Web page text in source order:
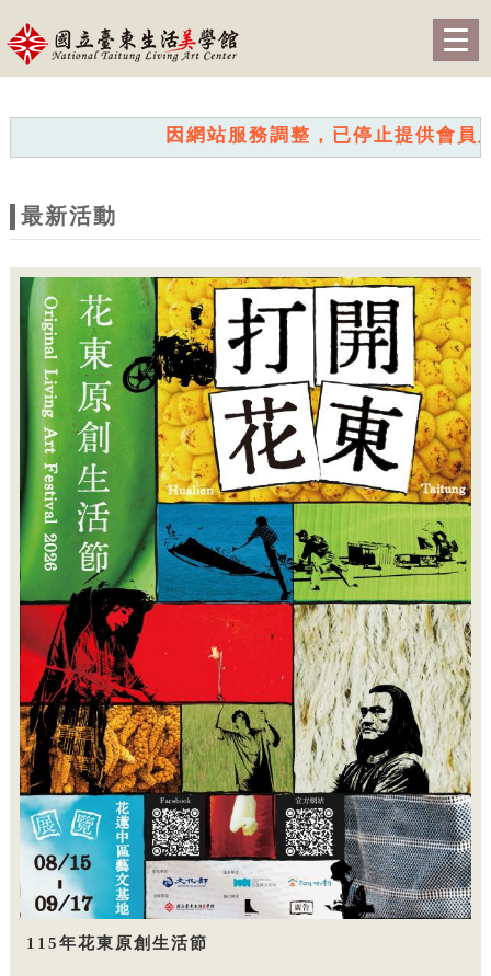
網
站
主
題
因網站服務調整，已停止提供會員服務
最新活動
115年花東原創生活節